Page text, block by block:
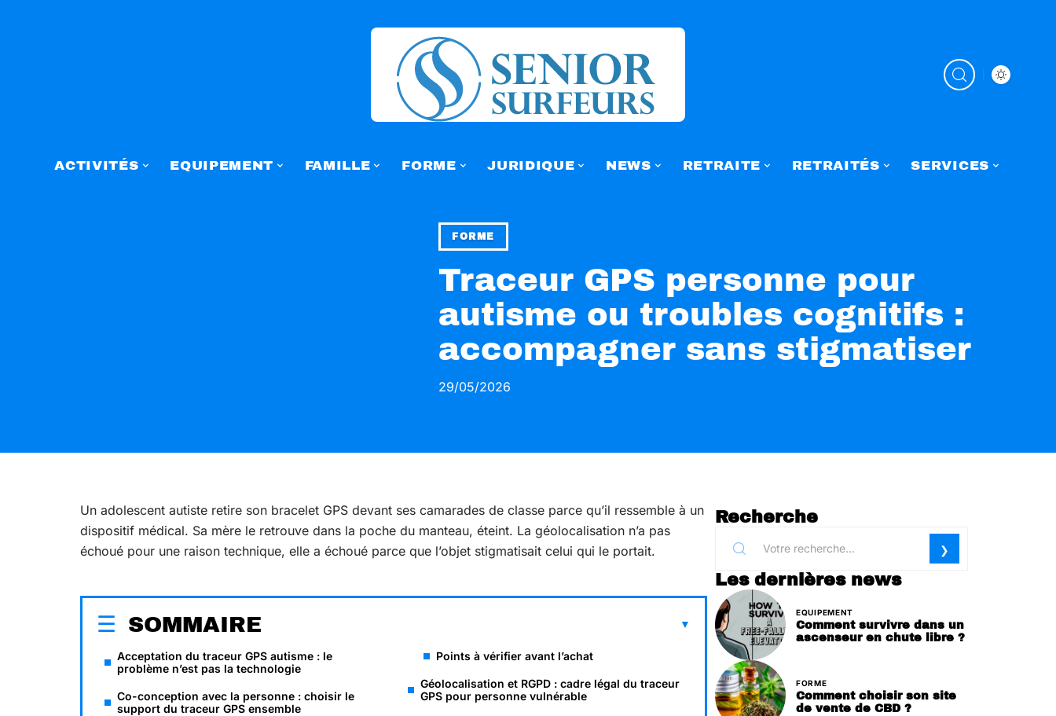
ACTIVITÉS EQUIPEMENT FAMILLE FORME JURIDIQUE NEWS RETRAITE RETRAITÉS SERVICES
FORME
Traceur GPS personne pour
autisme ou troubles cognitifs :
accompagner sans stigmatiser
29/05/2026
Un adolescent autiste retire son bracelet GPS devant ses camarades de classe parce qu’il ressemble à un
dispositif médical. Sa mère le retrouve dans la poche du manteau, éteint. La géolocalisation n’a pas
échoué pour une raison technique, elle a échoué parce que l’objet stigmatisait celui qui le portait.
SOMMAIRE
Acceptation du traceur GPS autisme : le
problème n’est pas la technologie
Co-conception avec la personne : choisir le
support du traceur GPS ensemble
Points à vérifier avant l’achat
Géolocalisation et RGPD : cadre légal du traceur
GPS pour personne vulnérable
Recherche
Les dernières news
EQUIPEMENT
Comment survivre dans un
ascenseur en chute libre ?
FORME
Comment choisir son site
de vente de CBD ?